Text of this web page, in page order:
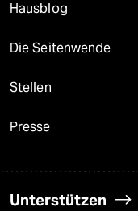
Hausblog
Die Seitenwende
Stellen
Presse
Unterstützen